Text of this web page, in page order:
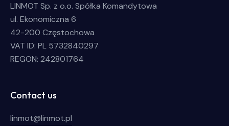
LINMOT Sp. z o.o. Spółka Komandytowa
ul. Ekonomiczna 6
42-200 Częstochowa
VAT ID: PL 5732840297
REGON: 242801764
Contact us
linmot@linmot.pl